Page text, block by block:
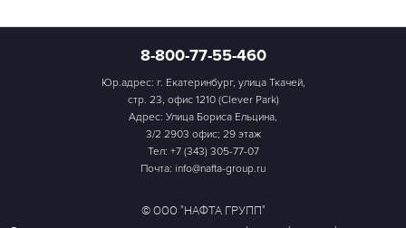
8-800-77-55-460
Юр.адрес: г. Екатеринбург, улица Ткачей,
стр. 23, офис 1210 (Clever Park)
Адрес: Улица Бориса Ельцина,
3/2 2903 офис; 29 этаж
Тел: +7 (343) 305-77-07
Почта: info@nafta-group.ru
© ООО "НАФТА ГРУПП"